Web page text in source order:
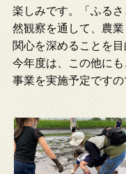
楽しみです。「ふる
然観察を通して、農
関心を深めることを目
今年度は、この他に
事業を実施予定ですの